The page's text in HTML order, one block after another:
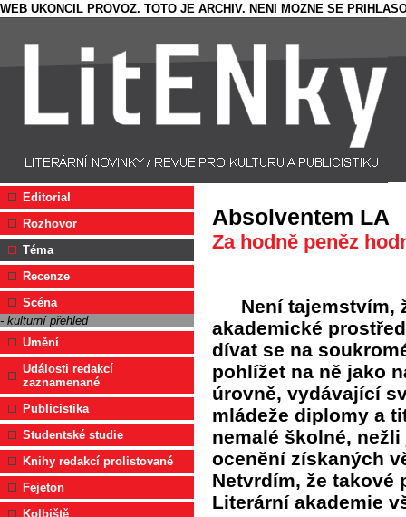
WEB UKONCIL PROVOZ. TOTO JE ARCHIV. NENI MOZNE SE
Editorial
Rozhovor
Téma
Recenze
Scéna
- kulturní přehled
Umění
Události redakcí
zaznamenané
Publicistika
Studentské studie
Knihy redakcí prolistované
Fejeton
Kolbiště
Absolventem LA
Za hodně peněz
Není tajemstvím,
akademické
dívat se na
pohlížet na ně jako
úrovně, vydávající
mládeže diplomy a
nemalé školné,
ocenění získaných
Netvrdím, že takové
Literární akademie